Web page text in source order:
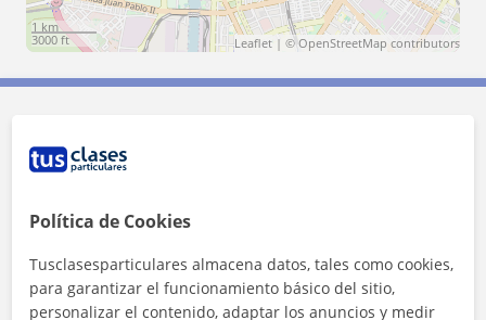
1 km
3000 ft
Leaflet | © OpenStreetMap contributors
Contacta con Joanna
1ª clase gratis
Política de Cookies
Tusclasesparticulares almacena datos, tales como cookies,
para garantizar el funcionamiento básico del sitio,
personalizar el contenido, adaptar los anuncios y medir